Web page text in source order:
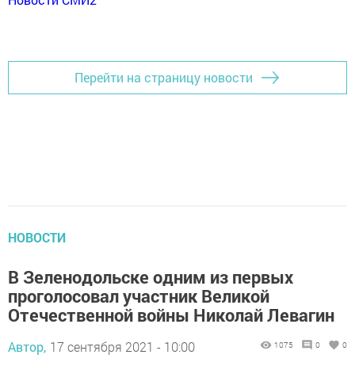
Перейти на страницу новости
НОВОСТИ
В Зеленодольске одним из первых
проголосовал участник Великой
Отечественной войны Николай Левагин
Автор, 17 сентября 2021 - 10:00 1075 0 0